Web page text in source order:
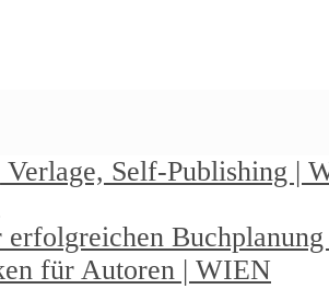
Self-Publishing |
für Autoren | WIEN